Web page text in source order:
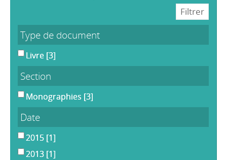
Type de document
Livre [3]
Section
Monographies [3]
Date
2015 [1]
2013 [1]